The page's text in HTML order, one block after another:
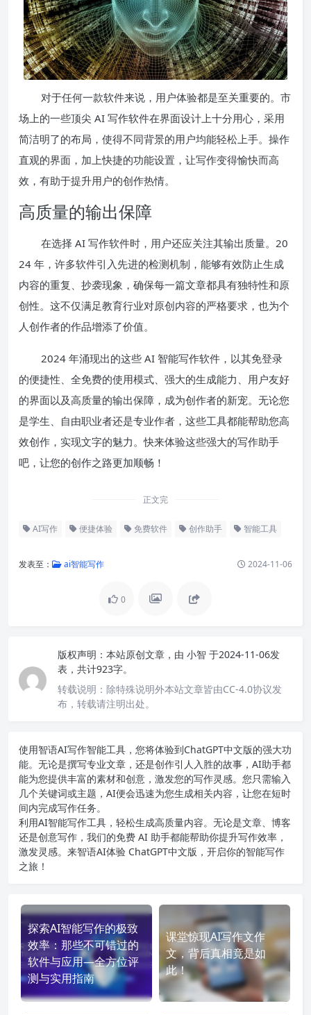
对于任何一款软件来说，用户体验都是至关重要的。市
场上的一些顶尖 AI 写作软件在界面设计上十分用心，采用
简洁明了的布局，使得不同背景的用户均能轻松上手。操作
直观的界面，加上快捷的功能设置，让写作变得愉快而高
效，有助于提升用户的创作热情。
高质量的输出保障
在选择 AI 写作软件时，用户还应关注其输出质量。20
24 年，许多软件引入先进的检测机制，能够有效防止生成
内容的重复、抄袭现象，确保每一篇文章都具有独特性和原
创性。这不仅满足教育行业对原创内容的严格要求，也为个
人创作者的作品增添了价值。
2024 年涌现出的这些 AI 智能写作软件，以其免登录
的便捷性、全免费的使用模式、强大的生成能力、用户友好
的界面以及高质量的输出保障，成为创作者的新宠。无论您
是学生、自由职业者还是专业作者，这些工具都能帮助您高
效创作，实现文字的魅力。快来体验这些强大的写作助手
吧，让您的创作之路更加顺畅！
正文完
AI写作 便捷体验 免费软件 创作助手 智能工具
发表至： ai智能写作 2024-11-06
0
版权声明： 本站原创文章，由 小智 于2024-11-06发
表，共计923字。
转载说明： 除特殊说明外本站文章皆由CC-4.0协议发
布，转载请注明出处。
使用智语AI写作智能工具，您将体验到ChatGPT中文版的强大功
能。无论是撰写专业文章，还是创作引人入胜的故事，AI助手都
能为您提供丰富的素材和创意，激发您的写作灵感。您只需输入
几个关键词或主题，AI便会迅速为您生成相关内容，让您在短时
间内完成写作任务。
利用AI智能写作工具，轻松生成高质量内容。无论是文章、博客
还是创意写作，我们的免费 AI 助手都能帮助你提升写作效率，
激发灵感。来智语AI体验 ChatGPT中文版 ，开启你的智能写作
之旅！
探索AI智能写作的极致
效率：那些不可错过的
软件与应用—全方位评
测与实用指南
课堂惊现AI写作文作
文，背后真相竟是如
此！